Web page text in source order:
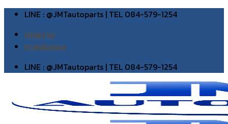
Skip
content
LINE : @JMTautoparts | TEL 084-579-1254
บทความ
ภาพส่งของ
LINE : @JMTautoparts | TEL 084-579-1254